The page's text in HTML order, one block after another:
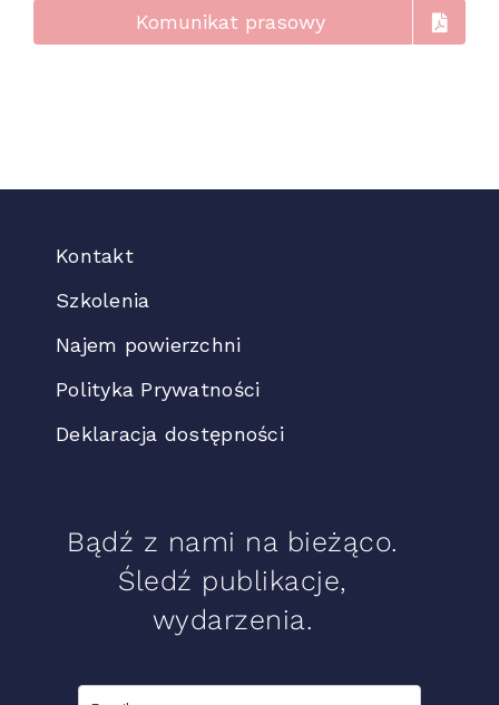
Komunikat prasowy
Kontakt
Szkolenia
Najem powierzchni
Polityka Prywatności
Deklaracja dostępności
Bądź z nami na bieżąco.
Śledź publikacje,
wydarzenia.